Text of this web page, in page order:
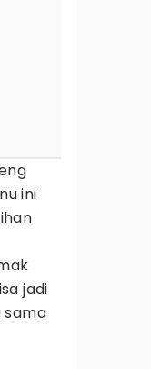
ini
jadi
sama